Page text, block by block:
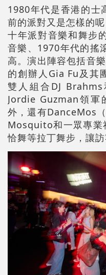
1980年代是香港的士
前的派對又是怎樣的
十年派對音樂和舞步
音樂、1970年代的搖
高。演出陣容包括音
的創辦人 Gia Fu 及其
雙人組合DJ Brahms
Jordie Guzman領軍
外，還有DanceMos
Mosquito和一眾專業
恰舞等拉丁舞步，讓